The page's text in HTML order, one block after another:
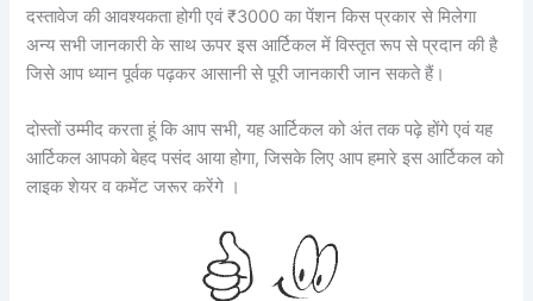
दस्तावेज की आवश्यकता होगी एवं ₹3000 का पेंशन किस प्रकार से मिलेगा
अन्य सभी जानकारी के साथ ऊपर इस आर्टिकल में विस्तृत रूप से प्रदान की है
जिसे आप ध्यान पूर्वक पढ़कर आसानी से पूरी जानकारी जान सकते हैं।
दोस्तों उम्मीद करता हूं कि आप सभी, यह आर्टिकल को अंत तक पढ़े होंगे एवं यह
आर्टिकल आपको बेहद पसंद आया होगा, जिसके लिए आप हमारे इस आर्टिकल को
लाइक शेयर व कमेंट जरूर करेंगे ।